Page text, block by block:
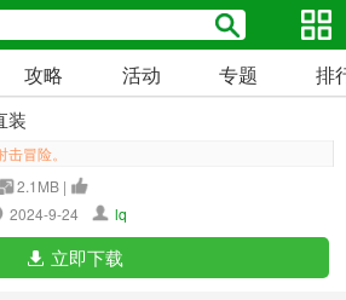
攻略 活动 专题 排
装
冒险。
2.1MB |
2024-9-24 lq
立即下载